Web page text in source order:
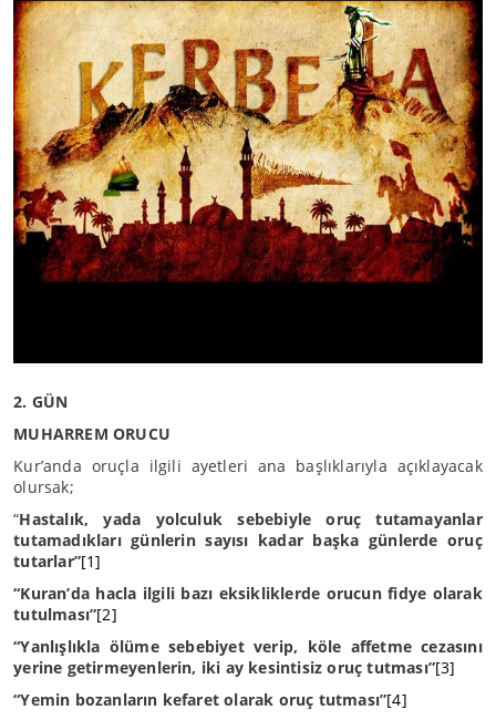
2. GÜN
MUHARREM ORUCU
Kur’anda oruçla ilgili ayetleri ana başlıklarıyla açıklayacak
olursak;
“Hastalık, yada yolculuk sebebiyle oruç tutamayanlar
tutamadıkları günlerin sayısı kadar başka günlerde oruç
tutarlar”[1]
“Kuran’da hacla ilgili bazı eksikliklerde orucun fidye olarak
tutulması”[2]
“Yanlışlıkla ölüme sebebiyet verip, köle affetme cezasını
yerine getirmeyenlerin, iki ay kesintisiz oruç tutması”[3]
“Yemin bozanların kefaret olarak oruç tutması”[4]